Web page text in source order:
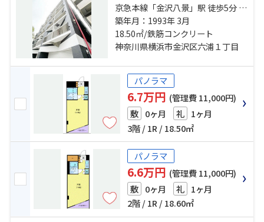
京急本線「金沢八景」駅 徒歩5分 金
沢シーサイドライン「金沢八景」
駅 徒歩5分 京急逗子線「六浦」
駅 徒歩17分
築年月：1993年 3月
18.50㎡/鉄筋コンクリート
神奈川県横浜市金沢区六浦１丁目
パノラマ
6.7万円 (管理費 11,000円)
敷 0ヶ月 礼 1ヶ月
3階 / 1R / 18.50㎡
パノラマ
6.6万円 (管理費 11,000円)
敷 0ヶ月 礼 1ヶ月
2階 / 1R / 18.60㎡